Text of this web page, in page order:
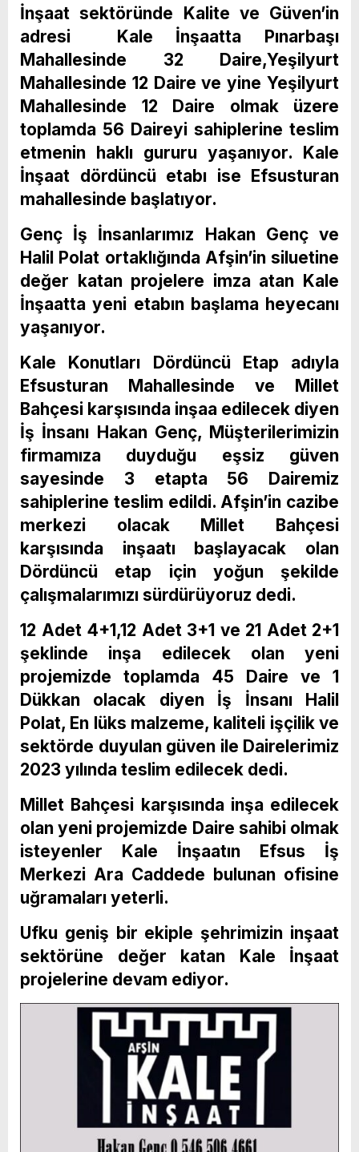
İnşaat sektöründe Kalite ve Güven’in
adresi Kale İnşaatta Pınarbaşı
Mahallesinde 32 Daire,Yeşilyurt
Mahallesinde 12 Daire ve yine Yeşilyurt
Mahallesinde 12 Daire olmak üzere
toplamda 56 Daireyi sahiplerine teslim
etmenin haklı gururu yaşanıyor. Kale
İnşaat dördüncü etabı ise Efsusturan
mahallesinde başlatıyor.
Genç İş İnsanlarımız Hakan Genç ve
Halil Polat ortaklığında Afşin’in siluetine
değer katan projelere imza atan Kale
İnşaatta yeni etabın başlama heyecanı
yaşanıyor.
Kale Konutları Dördüncü Etap adıyla
Efsusturan Mahallesinde ve Millet
Bahçesi karşısında inşaa edilecek diyen
İş İnsanı Hakan Genç, Müşterilerimizin
firmamıza duyduğu eşsiz güven
sayesinde 3 etapta 56 Dairemiz
sahiplerine teslim edildi. Afşin’in cazibe
merkezi olacak Millet Bahçesi
karşısında inşaatı başlayacak olan
Dördüncü etap için yoğun şekilde
çalışmalarımızı sürdürüyoruz dedi.
12 Adet 4+1,12 Adet 3+1 ve 21 Adet 2+1
şeklinde inşa edilecek olan yeni
projemizde toplamda 45 Daire ve 1
Dükkan olacak diyen İş İnsanı Halil
Polat, En lüks malzeme, kaliteli işçilik ve
sektörde duyulan güven ile Dairelerimiz
2023 yılında teslim edilecek dedi.
Millet Bahçesi karşısında inşa edilecek
olan yeni projemizde Daire sahibi olmak
isteyenler Kale İnşaatın Efsus İş
Merkezi Ara Caddede bulunan ofisine
uğramaları yeterli.
Ufku geniş bir ekiple şehrimizin inşaat
sektörüne değer katan Kale İnşaat
projelerine devam ediyor.